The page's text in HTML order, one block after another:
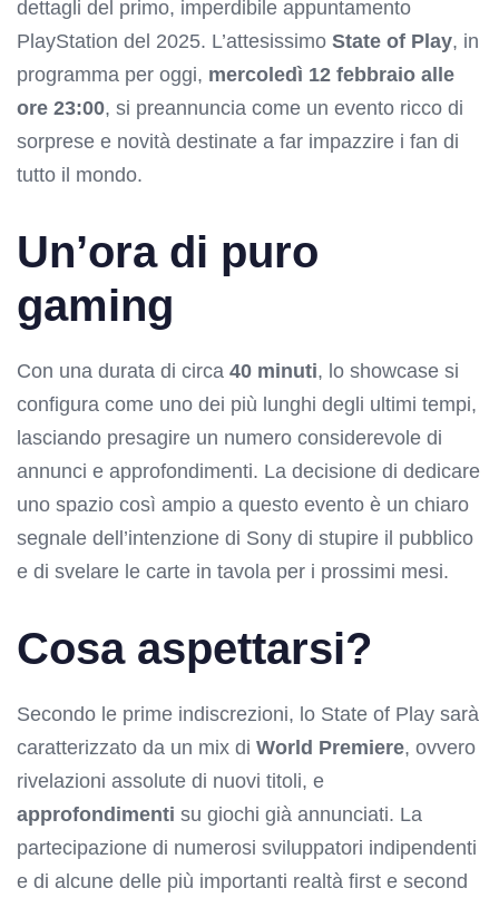
dettagli del primo, imperdibile appuntamento
PlayStation del 2025. L’attesissimo State of Play, in
programma per oggi, mercoledì 12 febbraio alle
ore 23:00, si preannuncia come un evento ricco di
sorprese e novità destinate a far impazzire i fan di
tutto il mondo.
Un’ora di puro
gaming
Con una durata di circa 40 minuti, lo showcase si
configura come uno dei più lunghi degli ultimi tempi,
lasciando presagire un numero considerevole di
annunci e approfondimenti. La decisione di dedicare
uno spazio così ampio a questo evento è un chiaro
segnale dell’intenzione di Sony di stupire il pubblico
e di svelare le carte in tavola per i prossimi mesi.
Cosa aspettarsi?
Secondo le prime indiscrezioni, lo State of Play sarà
caratterizzato da un mix di World Premiere, ovvero
rivelazioni assolute di nuovi titoli, e
approfondimenti su giochi già annunciati. La
partecipazione di numerosi sviluppatori indipendenti
e di alcune delle più importanti realtà first e second